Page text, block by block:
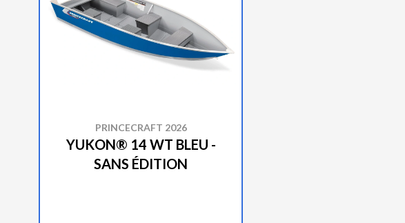
PRINCECRAFT 2026
YUKON® 14 WT BLEU -
SANS ÉDITION